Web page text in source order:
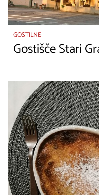
GOSTILNE
Gostišče Stari